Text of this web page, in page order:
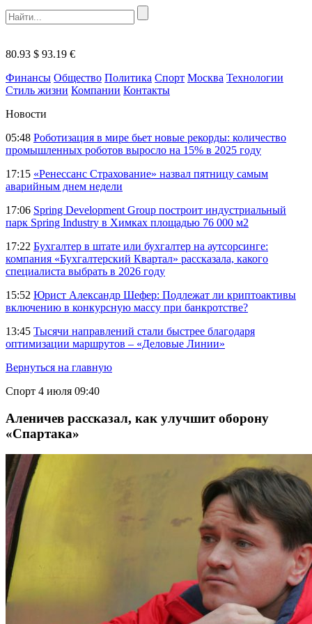
80.93 $ 93.19 €
Финансы Общество Политика Спорт Москва Технологии
Стиль жизни Компании Контакты
Новости
05:48 Роботизация в мире бьет новые рекорды: количество
промышленных роботов выросло на 15% в 2025 году
17:15 «Ренессанс Страхование» назвал пятницу самым
аварийным днем недели
17:06 Spring Development Group построит индустриальный
парк Spring Industry в Химках площадью 76 000 м2
17:22 Бухгалтер в штате или бухгалтер на аутсорсинге:
компания «Бухгалтерский Квартал» рассказала, какого
специалиста выбрать в 2026 году
15:52 Юрист Александр Шефер: Подлежат ли криптоактивы
включению в конкурсную массу при банкротстве?
13:45 Тысячи направлений стали быстрее благодаря
оптимизации маршрутов – «Деловые Линии»
Вернуться на главную
Спорт 4 июля 09:40
Аленичев рассказал, как улучшит оборону
«Спартака»